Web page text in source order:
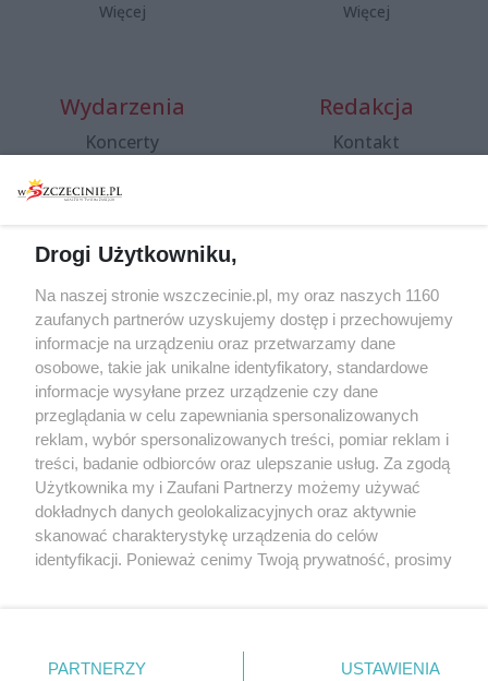
Więcej Więcej
Wydarzenia
Koncerty
Spacery i oprowadzania
targi
Wernisaże
Więcej
Redakcja
Kontakt
Specjalny koncert z okazji
20. urodzin portalu
wSzczecinie.pl
Regulamin konkursów
śniadaniówka "Hej
Szczecin! Jest piątek!"
Partnerzy
Praca Szczecin
Drogi Użytkowniku,
Na naszej stronie wszczecinie.pl, my oraz naszych 1160
zaufanych partnerów uzyskujemy dostęp i przechowujemy
informacje na urządzeniu oraz przetwarzamy dane
osobowe, takie jak unikalne identyfikatory, standardowe
informacje wysyłane przez urządzenie czy dane
przeglądania w celu zapewniania spersonalizowanych
reklam, wybór spersonalizowanych treści, pomiar reklam i
treści, badanie odbiorców oraz ulepszanie usług. Za zgodą
Użytkownika my i Zaufani Partnerzy możemy używać
dokładnych danych geolokalizacyjnych oraz aktywnie
skanować charakterystykę urządzenia do celów
identyfikacji. Ponieważ cenimy Twoją prywatność, prosimy
prywatności znajdujący się w lewym dolnym rogu strony
PARTNERZY USTAWIENIA